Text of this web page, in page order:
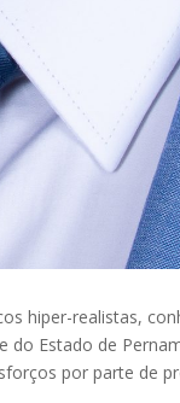
hiper-realistas,
Estado de
por parte de